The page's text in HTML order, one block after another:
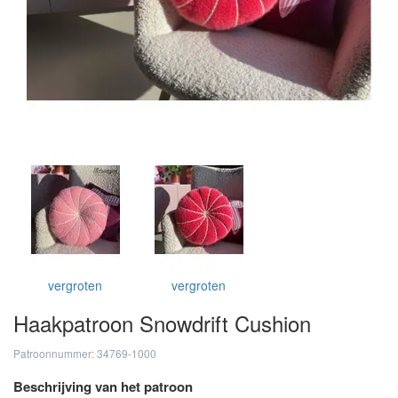
vergroten vergroten
Haakpatroon Snowdrift Cushion
Patroonnummer: 34769-1000
Beschrijving van het patroon